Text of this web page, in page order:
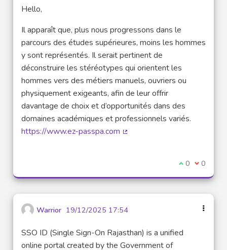
Hello,
Il apparaît que, plus nous progressons dans le
parcours des études supérieures, moins les hommes
y sont représentés. Il serait pertinent de
déconstruire les stéréotypes qui orientent les
hommes vers des métiers manuels, ouvriers ou
physiquement exigeants, afin de leur offrir
davantage de choix et d’opportunités dans des
domaines académiques et professionnels variés.
https://www.ez-passpa.com
Je suis
0 Je ne
0
Warrior 19/12/2025 17:54
SSO ID (Single Sign-On Rajasthan) is a unified
online portal created by the Government of